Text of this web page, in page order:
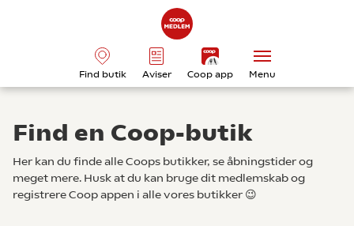
Find butik Aviser Coop app Menu
Find en Coop-butik
Her kan du finde alle Coops butikker, se åbningstider og
meget mere. Husk at du kan bruge dit medlemskab og
registrere Coop appen i alle vores butikker 😉